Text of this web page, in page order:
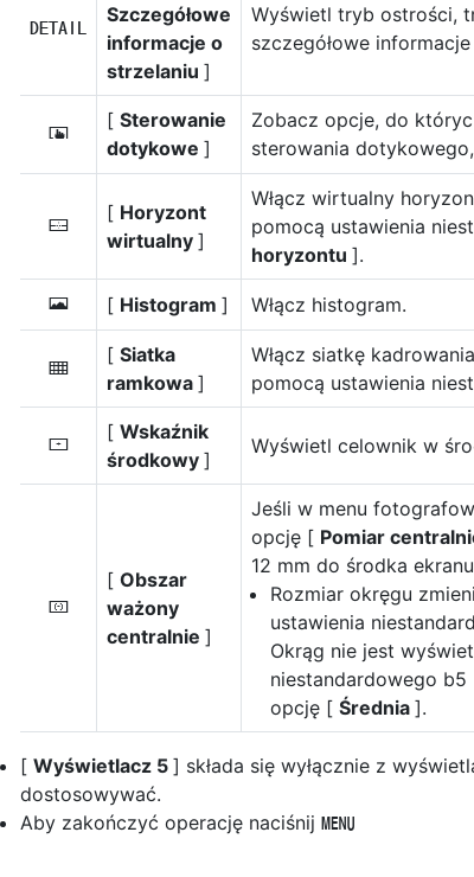
B
Szczegółowe
informacje o
strzelaniu ]
Wyświetl tryb ostrości,
szczegółowe
C
[ Sterowanie
dotykowe ]
Zobacz opcje, do
sterowania
D
[ Horyzont
wirtualny ]
Włącz wirtualny
pomocą ustawienia
horyzontu ].
E [ Histogram ] Włącz histogram.
b
[ Siatka
ramkowa ]
Włącz siatkę
pomocą ustawienia
F
[ Wskaźnik
środkowy ]
Wyświetl celownik w
G
[ Obszar
ważony
centralnie ]
Jeśli w menu
opcję [ Pomiar
12 mm do środka
Rozmiar okręgu
ustawienia
Okrąg nie jest
niestandardowego
opcję [ Średnia ].
[ Wyświetlacz 5 ] składa się wyłącznie z
dostosowywać.
Aby zakończyć operację naciśnij G